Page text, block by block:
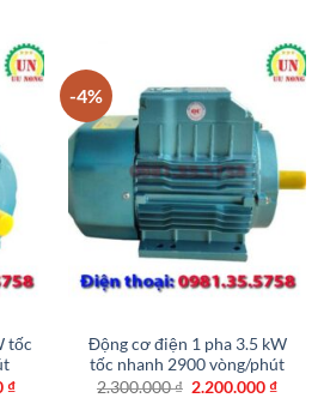
tốc
₫Giá
-4%
Động cơ điện 1 pha 3.5 kW
tốc nhanh 2900 vòng/phút
2.300.000₫ Giá
2.200.000₫Giá